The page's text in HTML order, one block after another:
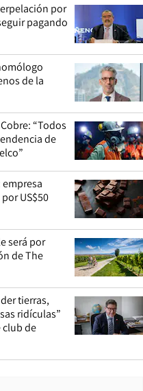
por
pagando
de la
“Todos
de
empresa
US$50
será por
de The
tierras,
ridículas”
de